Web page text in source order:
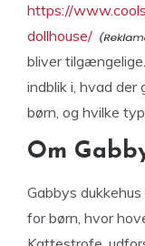
https://
dollhouse/
bliver
indblik i, hvad
børn, og hvilke
Om
Gabbys
for børn, hvor